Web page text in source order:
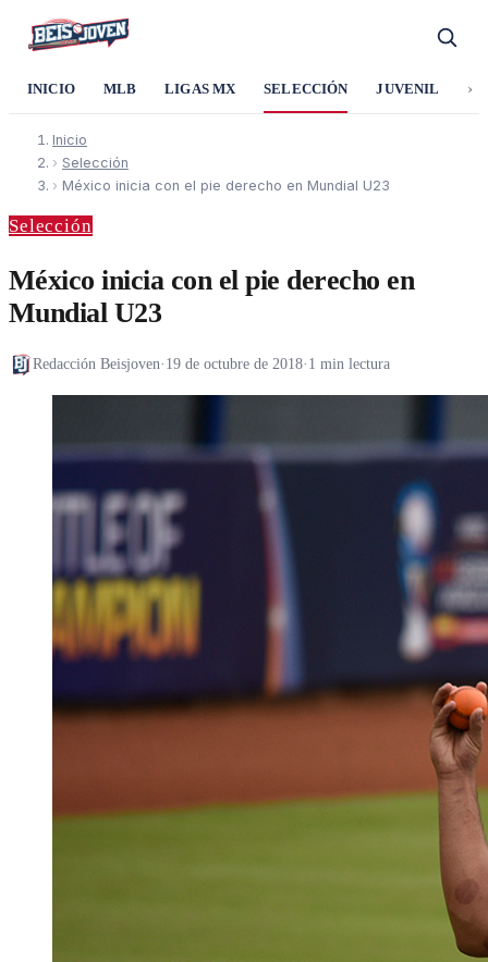
INICIO MLB LIGAS MX SELECCIÓN JUVENIL ›
Inicio
› Selección
› México inicia con el pie derecho en Mundial U23
Selección
México inicia con el pie derecho en
Mundial U23
Redacción Beisjoven· 19 de octubre de 2018· 1 min lectura